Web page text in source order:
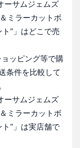
ーサムジェムズ
ミラーカットボ
”」はどこで売
ッピング等で購
条件を比較して
ーサムジェムズ
ミラーカットボ
”」は実店舗で